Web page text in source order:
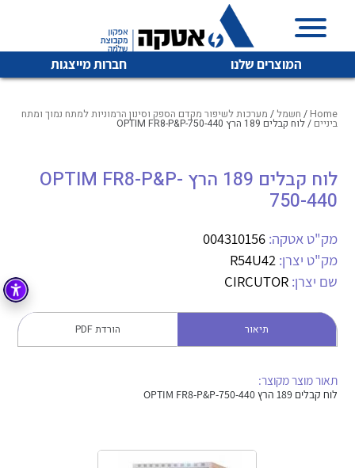
המוצרים שלנו חברות מייצגות
איכות | שרות | זמינות
אטקה בע”מ היא החברה הגדולה והמובילה בישראל בשיווק
מיתוג, בקרה , ואינסטלציה חשמלית ופעילה ב7 תחומים:
חשמל מיתוג ואינסטלציה חשמלית
קופסאות וארונות לחשמל, בקרה ואלקטרוניקה
פתרונות וציוד לסביבה נפיצה EX
פתרונות לתחום הסולארי
לכל מוצרי היצרן לכל מוצרי היצרן
לכל מוצרי היצרן לכל מוצרי היצרן
Home
/ חשמל / מערכות לשיפור מקדם הספק וסינון הרמוניות למתח נמוך ומתח
ביניים / לוח קבלים 189 הרץ OPTIM FR8-P&P-750-440
לוח קבלים 189 הרץ OPTIM FR8-P&P-
750-440
מק"ט אטקה: 004310156
מק"ט יצרן: R54U42
שם יצרן: CIRCUTOR
תיאור הורדת PDF
תאור מוצר מקוצר:
לוח קבלים 189 הרץ OPTIM FR8-P&P-750-440